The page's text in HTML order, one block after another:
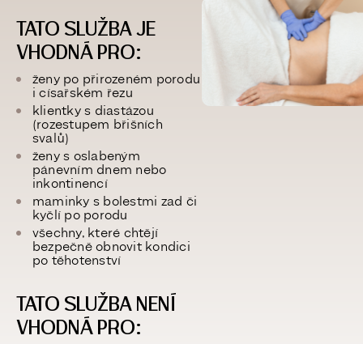
TATO SLUŽBA JE
VHODNÁ PRO:
ženy po přirozeném porodu
i císařském řezu
klientky s diastázou
(rozestupem břišních
svalů)
ženy s oslabeným
pánevním dnem nebo
inkontinencí
maminky s bolestmi zad či
kyčlí po porodu
všechny, které chtějí
bezpečně obnovit kondici
po těhotenství
TATO SLUŽBA NENÍ
VHODNÁ PRO: